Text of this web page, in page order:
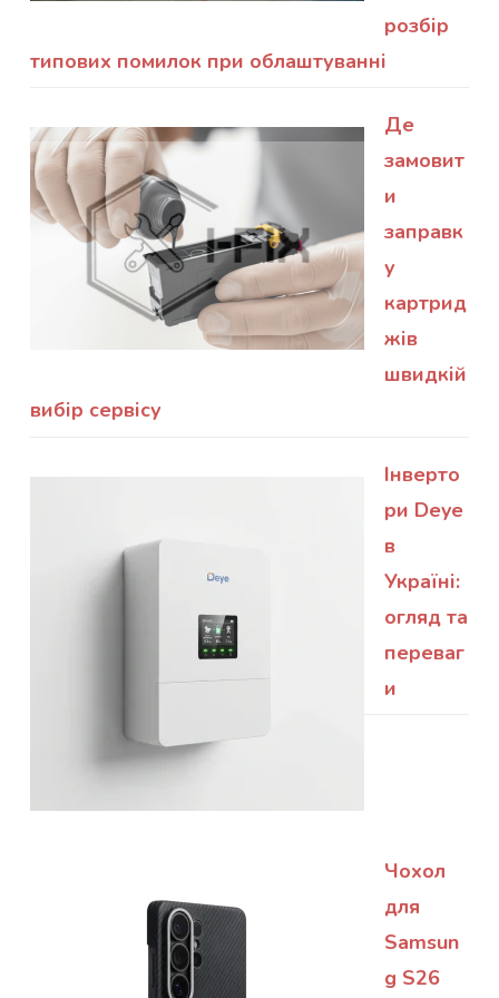
розбір
типових помилок при облаштуванні
Де
замовит
и
заправк
у
картрид
жів
швидкій
вибір сервісу
Інверто
ри Deye
в
Україні:
огляд та
переваг
и
Чохол
для
Samsun
g S26